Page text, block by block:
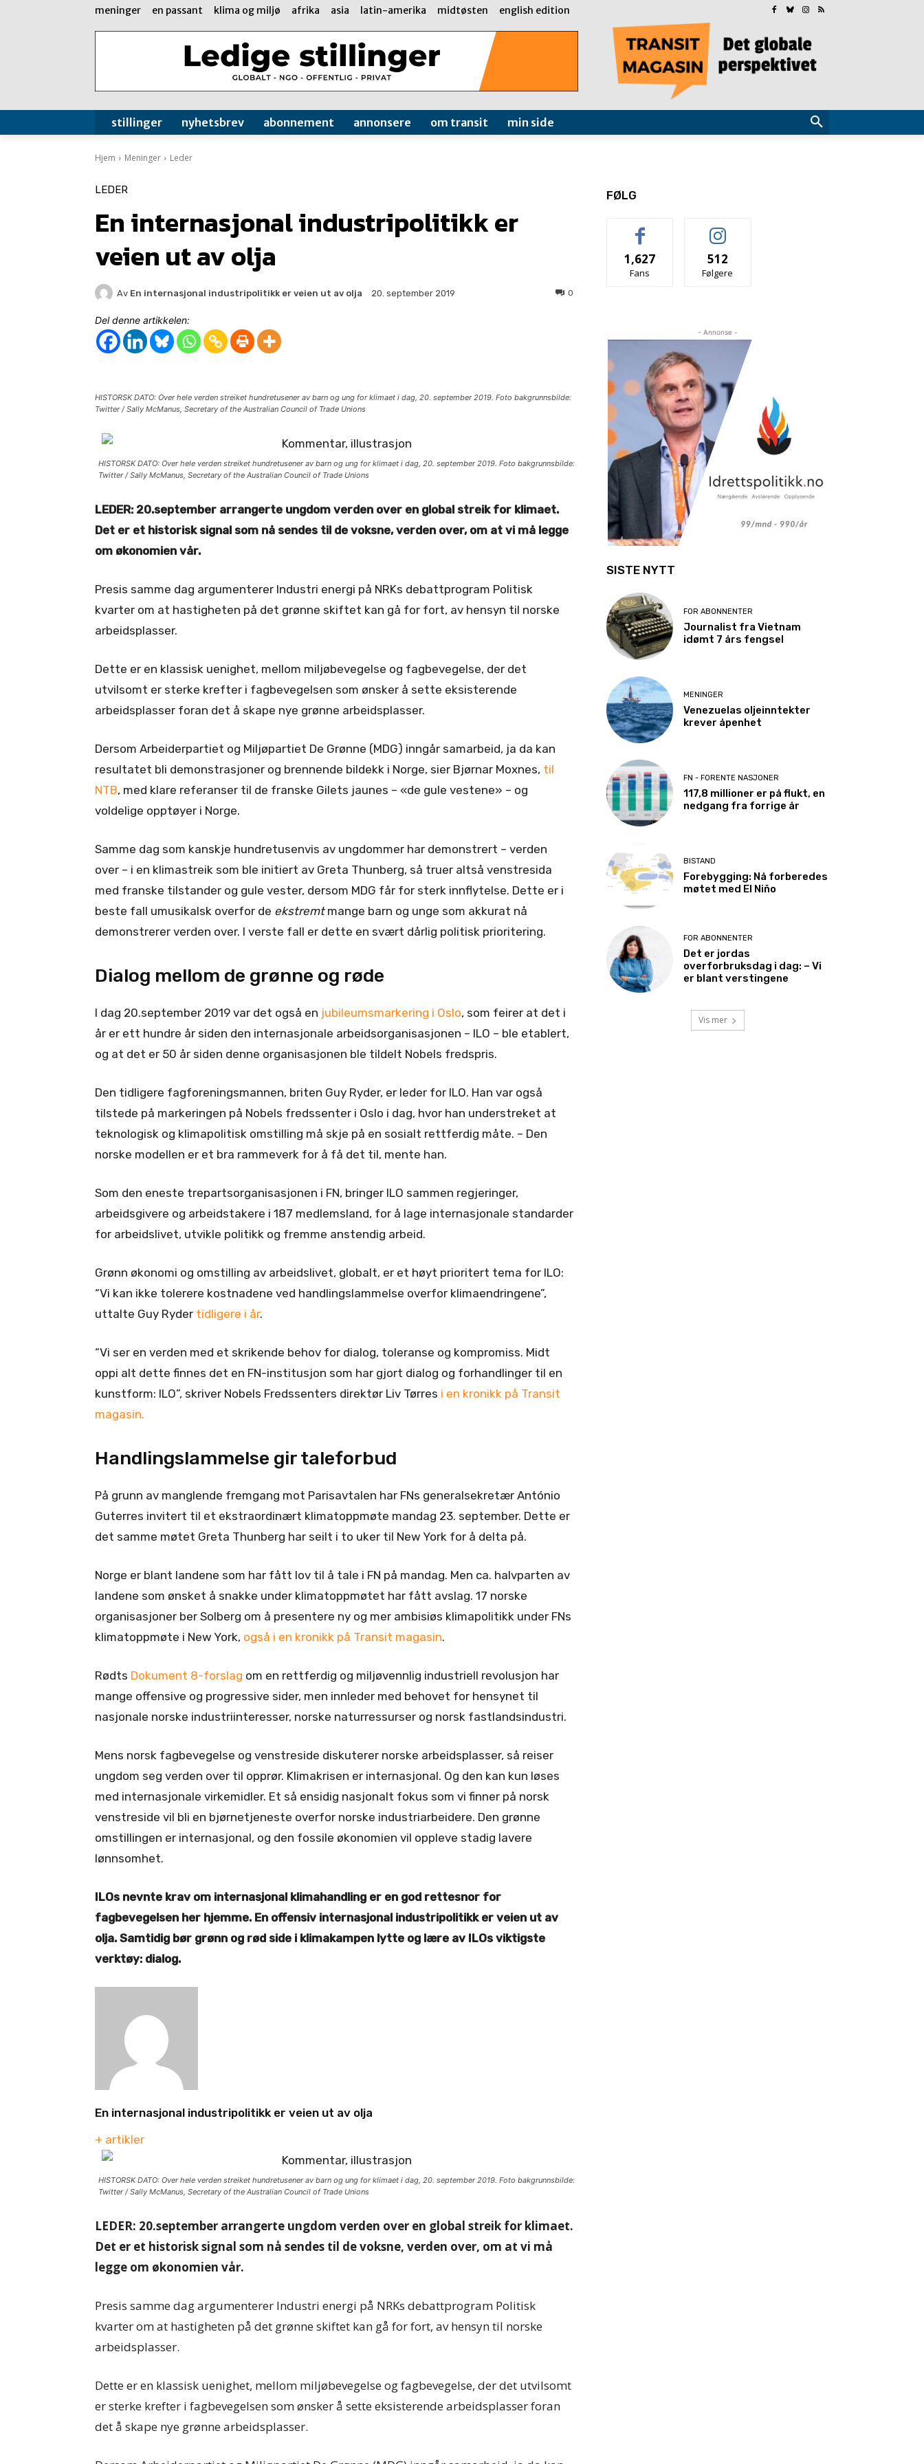
meninger en passant klima og miljø afrika asia latin-amerika midtøsten english edition
stillinger nyhetsbrev abonnement annonsere om transit min side
Hjem Meninger Leder
LEDER
En internasjonal industripolitikk er
veien ut av olja
Av En internasjonal industripolitikk er veien ut av olja 20. september 2019 0
Del denne artikkelen:
HISTORSK DATO: Over hele verden streiket hundretusener av barn og ung for klimaet i dag, 20. september 2019. Foto bakgrunnsbilde:
Twitter / Sally McManus, Secretary of the Australian Council of Trade Unions
HISTORSK DATO: Over hele verden streiket hundretusener av barn og ung for klimaet i dag, 20. september 2019. Foto bakgrunnsbilde:
Twitter / Sally McManus, Secretary of the Australian Council of Trade Unions
LEDER: 20.september arrangerte ungdom verden over en global streik for klimaet.
Det er et historisk signal som nå sendes til de voksne, verden over, om at vi må legge
om økonomien vår.
Presis samme dag argumenterer Industri energi på NRKs debattprogram Politisk
kvarter om at hastigheten på det grønne skiftet kan gå for fort, av hensyn til norske
arbeidsplasser.
Dette er en klassisk uenighet, mellom miljøbevegelse og fagbevegelse, der det
utvilsomt er sterke krefter i fagbevegelsen som ønsker å sette eksisterende
arbeidsplasser foran det å skape nye grønne arbeidsplasser.
Dersom Arbeiderpartiet og Miljøpartiet De Grønne (MDG) inngår samarbeid, ja da kan
resultatet bli demonstrasjoner og brennende bildekk i Norge, sier Bjørnar Moxnes, til
NTB, med klare referanser til de franske Gilets jaunes – «de gule vestene» – og
voldelige opptøyer i Norge.
Samme dag som kanskje hundretusenvis av ungdommer har demonstrert – verden
over – i en klimastreik som ble initiert av Greta Thunberg, så truer altså venstresida
med franske tilstander og gule vester, dersom MDG får for sterk innflytelse. Dette er i
beste fall umusikalsk overfor de ekstremtmange barn og unge som akkurat nå
demonstrerer verden over. I verste fall er dette en svært dårlig politisk prioritering.
Dialog mellom de grønne og røde
I dag 20.september 2019 var det også en jubileumsmarkering i Oslo, som feirer at det i
år er ett hundre år siden den internasjonale arbeidsorganisasjonen – ILO – ble etablert,
og at det er 50 år siden denne organisasjonen ble tildelt Nobels fredspris.
Den tidligere fagforeningsmannen, briten Guy Ryder, er leder for ILO. Han var også
tilstede på markeringen på Nobels fredssenter i Oslo i dag, hvor han understreket at
teknologisk og klimapolitisk omstilling må skje på en sosialt rettferdig måte. – Den
norske modellen er et bra rammeverk for å få det til, mente han.
Som den eneste trepartsorganisasjonen i FN, bringer ILO sammen regjeringer,
arbeidsgivere og arbeidstakere i 187 medlemsland, for å lage internasjonale standarder
for arbeidslivet, utvikle politikk og fremme anstendig arbeid.
Grønn økonomi og omstilling av arbeidslivet, globalt, er et høyt prioritert tema for ILO:
“Vi kan ikke tolerere kostnadene ved handlingslammelse overfor klimaendringene”,
uttalte Guy Ryder tidligere i år.
“Vi ser en verden med et skrikende behov for dialog, toleranse og kompromiss. Midt
oppi alt dette finnes det en FN-institusjon som har gjort dialog og forhandlinger til en
kunstform: ILO”, skriver Nobels Fredssenters direktør Liv Tørres i en kronikk på Transit
magasin.
Handlingslammelse gir taleforbud
På grunn av manglende fremgang mot Parisavtalen har FNs generalsekretær António
Guterres invitert til et ekstraordinært klimatoppmøte mandag 23. september. Dette er
det samme møtet Greta Thunberg har seilt i to uker til New York for å delta på.
Norge er blant landene som har fått lov til å tale i FN på mandag. Men ca. halvparten av
landene som ønsket å snakke under klimatoppmøtet har fått avslag. 17 norske
organisasjoner ber Solberg om å presentere ny og mer ambisiøs klimapolitikk under FNs
klimatoppmøte i New York, også i en kronikk på Transit magasin.
Rødts Dokument 8-forslag om en rettferdig og miljøvennlig industriell revolusjon har
mange offensive og progressive sider, men innleder med behovet for hensynet til
nasjonale norske industriinteresser, norske naturressurser og norsk fastlandsindustri.
Mens norsk fagbevegelse og venstreside diskuterer norske arbeidsplasser, så reiser
ungdom seg verden over til opprør. Klimakrisen er internasjonal. Og den kan kun løses
med internasjonale virkemidler. Et så ensidig nasjonalt fokus som vi finner på norsk
venstreside vil bli en bjørnetjeneste overfor norske industriarbeidere. Den grønne
omstillingen er internasjonal, og den fossile økonomien vil oppleve stadig lavere
lønnsomhet.
ILOs nevnte krav om internasjonal klimahandling er en god rettesnor for
fagbevegelsen her hjemme. En offensiv internasjonal industripolitikk er veien ut av
olja. Samtidig bør grønn og rød side i klimakampen lytte og lære av ILOs viktigste
verktøy: dialog.
En internasjonal industripolitikk er veien ut av olja
+ artikler
HISTORSK DATO: Over hele verden streiket hundretusener av barn og ung for klimaet i dag, 20. september 2019. Foto bakgrunnsbilde:
Twitter / Sally McManus, Secretary of the Australian Council of Trade Unions
LEDER: 20.september arrangerte ungdom verden over en global streik for klimaet.
Det er et historisk signal som nå sendes til de voksne, verden over, om at vi må
legge om økonomien vår.
Presis samme dag argumenterer Industri energi på NRKs debattprogram Politisk
kvarter om at hastigheten på det grønne skiftet kan gå for fort, av hensyn til norske
arbeidsplasser.
Dette er en klassisk uenighet, mellom miljøbevegelse og fagbevegelse, der det utvilsomt
er sterke krefter i fagbevegelsen som ønsker å sette eksisterende arbeidsplasser foran
det å skape nye grønne arbeidsplasser.
FØLG
1,627
Fans
512
Følgere
- Annonse -
SISTE NYTT
FOR ABONNENTER
Journalist fra Vietnam
idømt 7 års fengsel
MENINGER
Venezuelas oljeinntekter
krever åpenhet
FN - FORENTE NASJONER
117,8 millioner er på flukt, en
nedgang fra forrige år
BISTAND
Forebygging: Nå forberedes
møtet med El Niño
FOR ABONNENTER
Det er jordas
overforbruksdag i dag: – Vi
er blant verstingene
Vis mer